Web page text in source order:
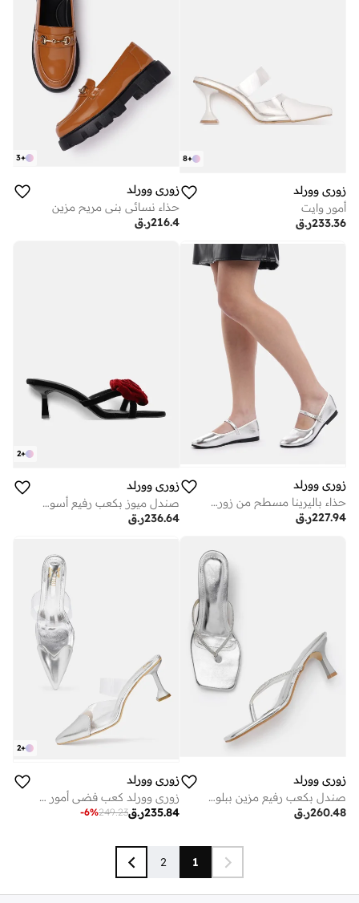
+
8
زوري وورلد
أمور وايت
ر.ق233.36
+
3
زوري وورلد
حذاء نسائي بني مريح مزين
ر.ق216.4
زوري وورلد
حذاء باليرينا مسطح من زوري وورلد بروسيكو سيلفر - أنيق نباتي براءات اختراع مع نعل داخلي مبطن
ر.ق227.94
+
2
زوري وورلد
صندل ميوز بكعب رفيع أسود بوصة بزخرفة زهور، معتمد من بيتا ونباتي
ر.ق236.64
زوري وورلد
صندل بكعب رفيع مزين ببلورات لامعة للاحتفالات والحفلات
ر.ق260.48
+
2
زوري وورلد
زوري وورلد كعب فضي أمور نعل مطاطي بارتفاع .
ر.ق235.84
249.23
-6%
1
2